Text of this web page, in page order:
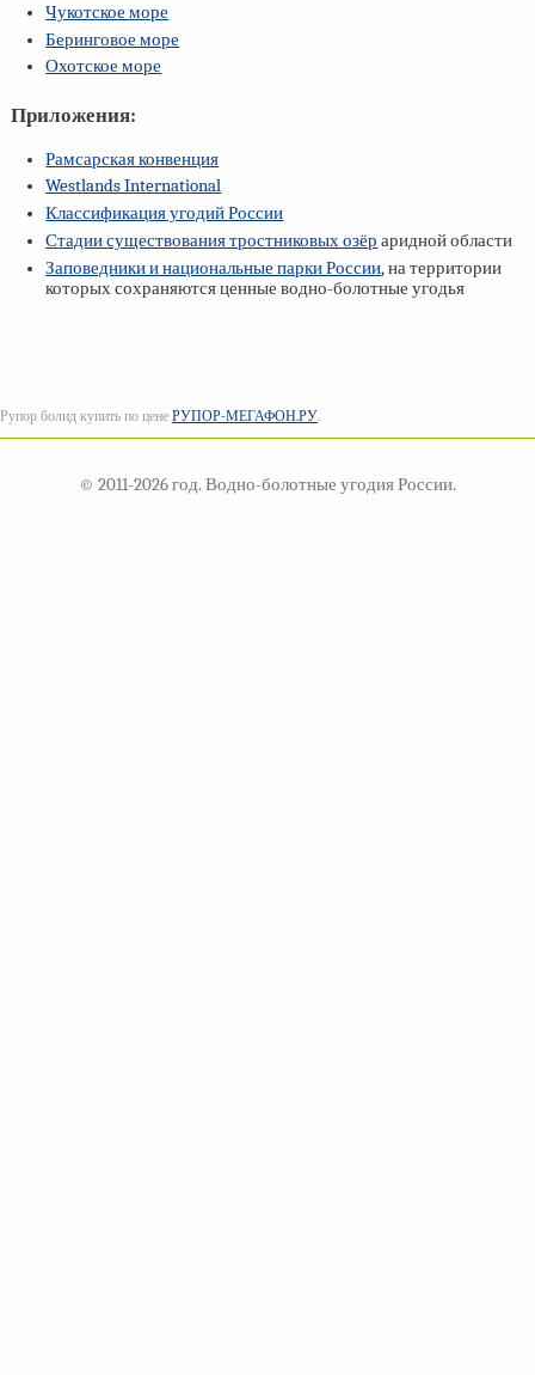
Чукотское море
Беринговое море
Охотское море
Приложения:
Рамсарская конвенция
Westlands International
Классификация угодий России
Стадии существования тростниковых озёр аридной области
Заповедники и национальные парки России, на территории
которых сохраняются ценные водно-болотные угодья
Рупор болид купить по цене РУПОР-МЕГАФОН.РУ.
© 2011-2026 год. Водно-болотные угодия России.